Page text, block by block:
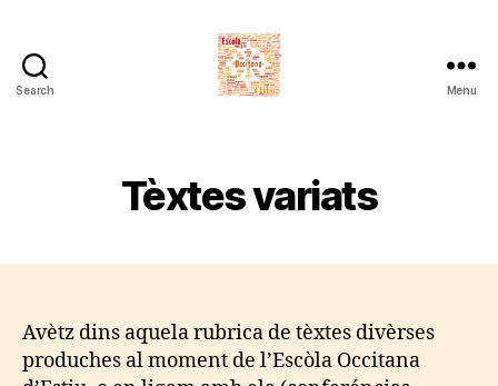
Search Menu
Tèxtes variats
Avètz dins aquela rubrica de tèxtes divèrses
produches al moment de l’Escòla Occitana